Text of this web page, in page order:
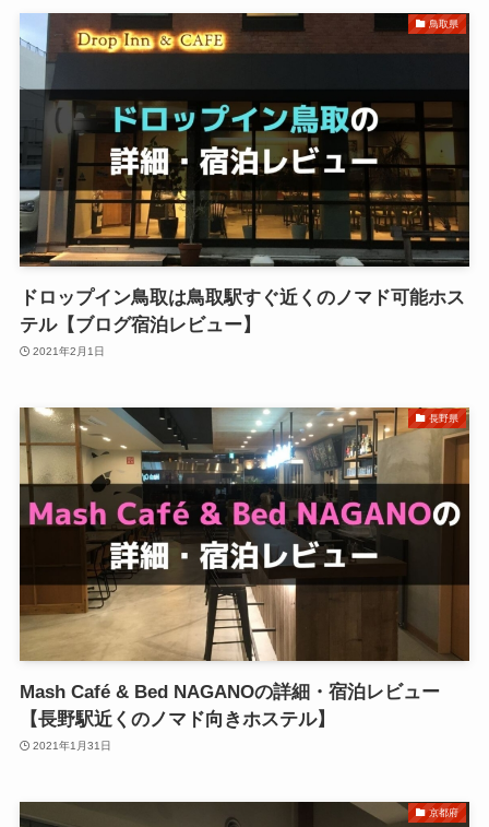
鳥取県
ドロップイン鳥取は鳥取駅すぐ近くのノマド可能ホス
テル【ブログ宿泊レビュー】
2021年2月1日
長野県
Mash Café & Bed NAGANOの詳細・宿泊レビュー
【長野駅近くのノマド向きホステル】
2021年1月31日
京都府